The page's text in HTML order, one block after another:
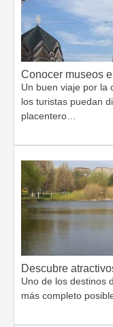
Conocer museos
Un buen viaje por la
los turistas puedan
placentero…
Descubre
Uno de los destinos
más completo